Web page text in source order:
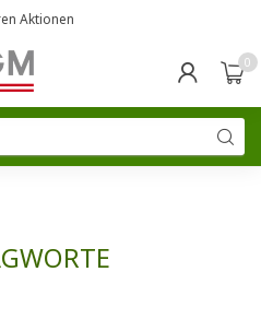
Aktionen
0